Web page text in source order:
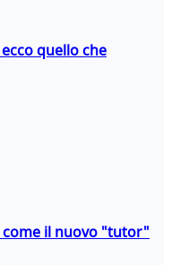
quello che
come il nuovo "tutor"